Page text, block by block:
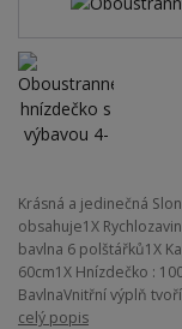
Krásná a jedinečná
obsahuje1X
bavlna 6 polštářků1X
60cm1X Hnízdečko :
BavlnaVnitřní výplň
celý popis